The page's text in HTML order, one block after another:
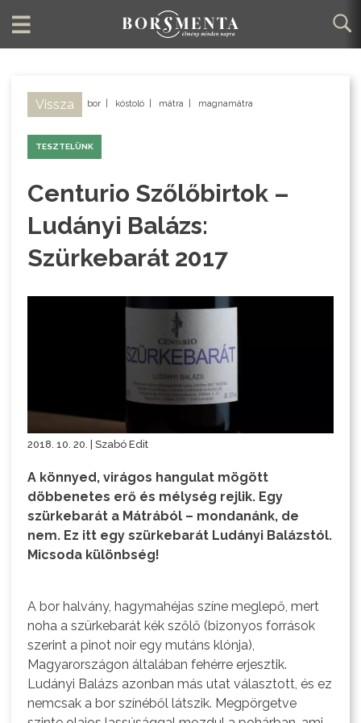
Vissza bor kóstoló mátra magnamátra
TESZTELÜNK
Centurio Szőlőbirtok –
Ludányi Balázs:
Szürkebarát 2017
2018. 10. 20. | Szabó Edit
A könnyed, virágos hangulat mögött
döbbenetes erő és mélység rejlik. Egy
szürkebarát a Mátrából – mondanánk, de
nem. Ez itt egy szürkebarát Ludányi Balázstól.
Micsoda különbség!
A bor halvány, hagymahéjas színe meglepő, mert
noha a szürkebarát kék szőlő (bizonyos források
szerint a pinot noir egy mutáns klónja),
Magyarországon általában fehérre erjesztik.
Ludányi Balázs azonban más utat választott, és ez
nemcsak a bor színéből látszik. Megpörgetve